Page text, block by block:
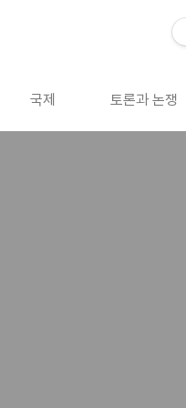
국제 토론과 논쟁